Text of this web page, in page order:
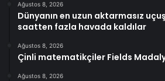
Ağustos 8, 2026
Dünyanın en uzun aktarmasız
saatten fazla havada kaldılar
Ağustos 8, 2026
Çinli matematikçiler Fields
Ağustos 8, 2026